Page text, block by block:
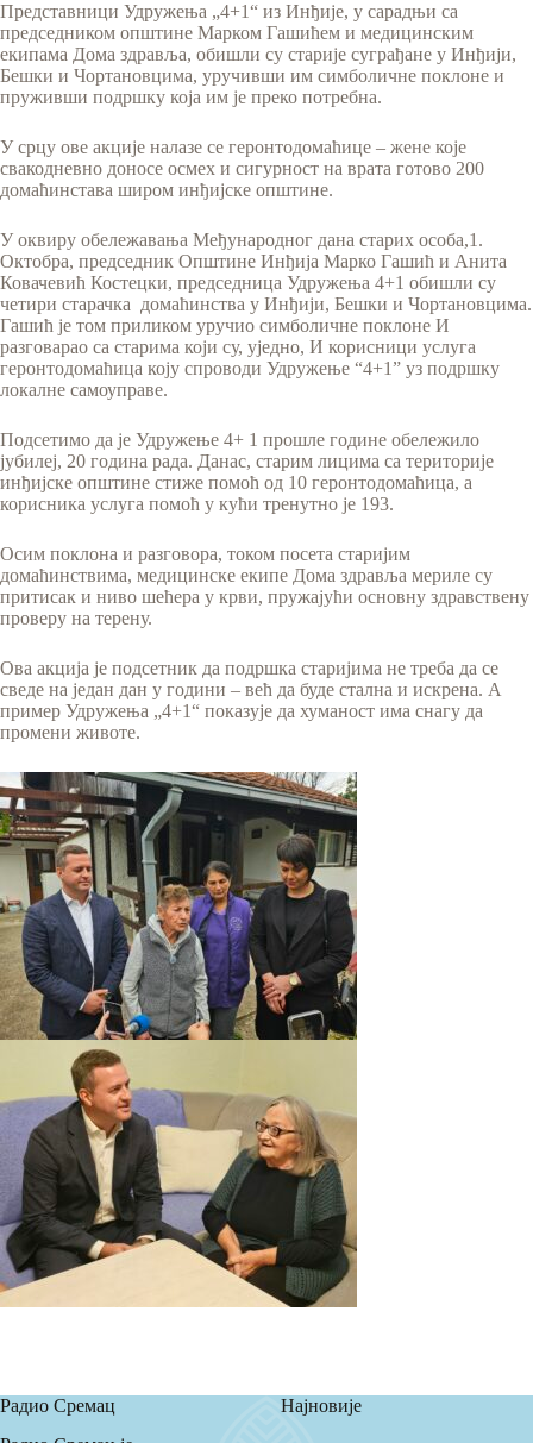
Представници Удружења „4+1“ из Инђије, у сарадњи са
председником општине Марком Гашићем и медицинским
екипама Дома здравља, обишли су старије суграђане у Инђији,
Бешки и Чортановцима, уручивши им симболичне поклоне и
пруживши подршку која им је преко потребна.
У срцу ове акције налазе се геронтодомаћице – жене које
свакодневно доносе осмех и сигурност на врата готово 200
домаћинстава широм инђијске општине.
У оквиру обележавања Међународног дана старих особа,1.
Октобра, председник Општине Инђија Марко Гашић и Анита
Ковачевић Костецки, председница Удружења 4+1 обишли су
четири старачка домаћинства у Инђији, Бешки и Чортановцима.
Гашић је том приликом уручио симболичне поклоне И
разговарао са старима који су, уједно, И корисници услуга
геронтодомаћица коју спроводи Удружење “4+1” уз подршку
локалне самоуправе.
Подсетимо да је Удружење 4+ 1 прошле године обележило
јубилеј, 20 година рада. Данас, старим лицима са територије
инђијске општине стиже помоћ од 10 геронтодомаћица, а
корисника услуга помоћ у кући тренутно је 193.
Осим поклона и разговора, током посета старијим
домаћинствима, медицинске екипе Дома здравља мериле су
притисак и ниво шећера у крви, пружајући основну здравствену
проверу на терену.
Ова акција је подсетник да подршка старијима не треба да се
сведе на један дан у години – већ да буде стална и искрена. А
пример Удружења „4+1“ показује да хуманост има снагу да
промени животе.
Радио Сремац
Најновије